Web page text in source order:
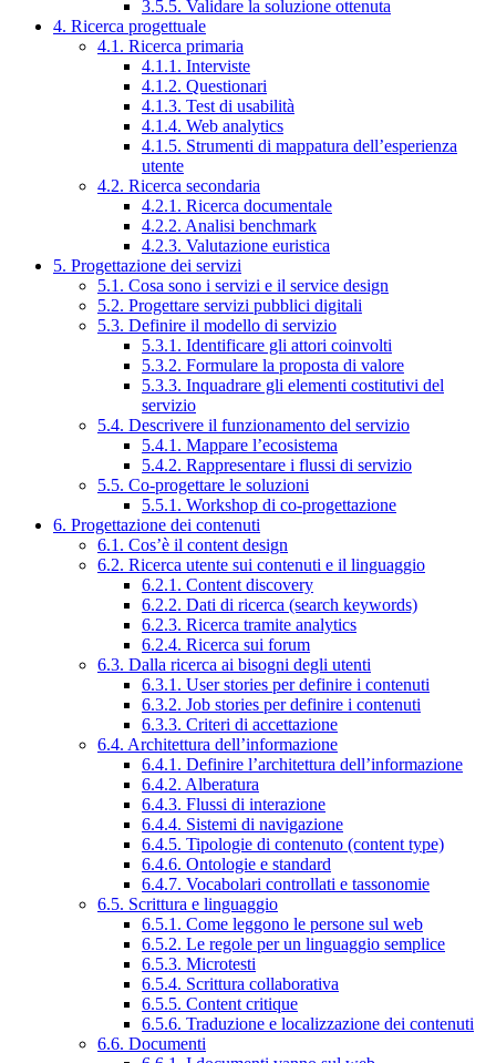
3.5.5. Validare la soluzione ottenuta
4. Ricerca progettuale
4.1. Ricerca primaria
4.1.1. Interviste
4.1.2. Questionari
4.1.3. Test di usabilità
4.1.4. Web analytics
4.1.5. Strumenti di mappatura dell’esperienza
utente
4.2. Ricerca secondaria
4.2.1. Ricerca documentale
4.2.2. Analisi benchmark
4.2.3. Valutazione euristica
5. Progettazione dei servizi
5.1. Cosa sono i servizi e il service design
5.2. Progettare servizi pubblici digitali
5.3. Definire il modello di servizio
5.3.1. Identificare gli attori coinvolti
5.3.2. Formulare la proposta di valore
5.3.3. Inquadrare gli elementi costitutivi del
servizio
5.4. Descrivere il funzionamento del servizio
5.4.1. Mappare l’ecosistema
5.4.2. Rappresentare i flussi di servizio
5.5. Co-progettare le soluzioni
5.5.1. Workshop di co-progettazione
6. Progettazione dei contenuti
6.1. Cos’è il content design
6.2. Ricerca utente sui contenuti e il linguaggio
6.2.1. Content discovery
6.2.2. Dati di ricerca (search keywords)
6.2.3. Ricerca tramite analytics
6.2.4. Ricerca sui forum
6.3. Dalla ricerca ai bisogni degli utenti
6.3.1. User stories per definire i contenuti
6.3.2. Job stories per definire i contenuti
6.3.3. Criteri di accettazione
6.4. Architettura dell’informazione
6.4.1. Definire l’architettura dell’informazione
6.4.2. Alberatura
6.4.3. Flussi di interazione
6.4.4. Sistemi di navigazione
6.4.5. Tipologie di contenuto (content type)
6.4.6. Ontologie e standard
6.4.7. Vocabolari controllati e tassonomie
6.5. Scrittura e linguaggio
6.5.1. Come leggono le persone sul web
6.5.2. Le regole per un linguaggio semplice
6.5.3. Microtesti
6.5.4. Scrittura collaborativa
6.5.5. Content critique
6.5.6. Traduzione e localizzazione dei contenuti
6.6. Documenti